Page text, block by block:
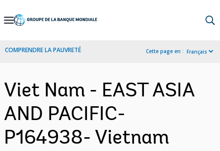
Skip
Navigation
COMPRENDRE LA PAUVRETÉ Cette page en : Français
Viet Nam - EAST ASIA
AND PACIFIC-
P164938- Vietnam